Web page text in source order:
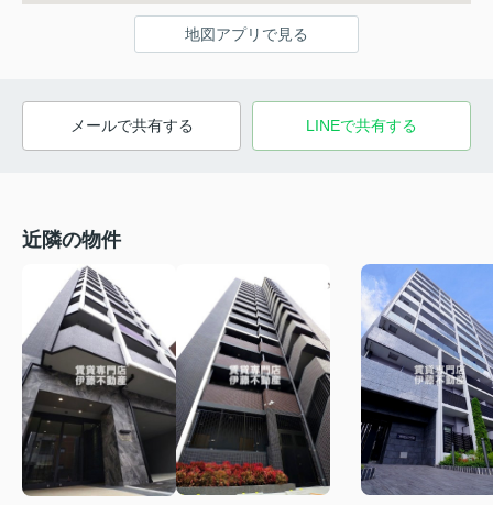
地図アプリで見る
メールで共有する LINEで共有する
近隣の物件